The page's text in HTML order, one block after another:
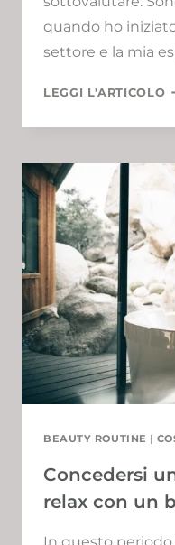
quando ho
settore e la mia
LEGGI L'ARTICOLO
BEAUTY ROUTINE |
Concedersi
relax con un